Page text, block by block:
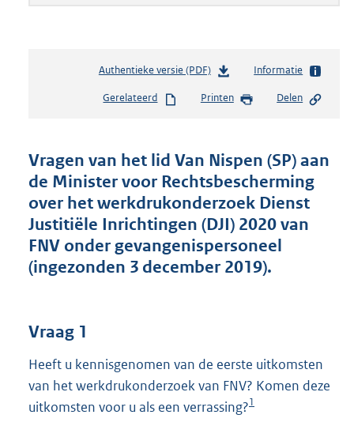
Authentieke versie (PDF)b
s
n
d
s
g
r
o
t
K
b
Informatie
Gerelateerd Printen Delen
Vragen van het lid Van Nispen (SP) aan
de Minister voor Rechtsbescherming
over het werkdrukonderzoek Dienst
Justitiële Inrichtingen (DJI) 2020 van
FNV onder gevangenispersoneel
(ingezonden 3 december 2019).
Vraag 1
Heeft u kennisgenomen van de eerste uitkomsten
van het werkdrukonderzoek van FNV? Komen deze
uitkomsten voor u als een verrassing?1